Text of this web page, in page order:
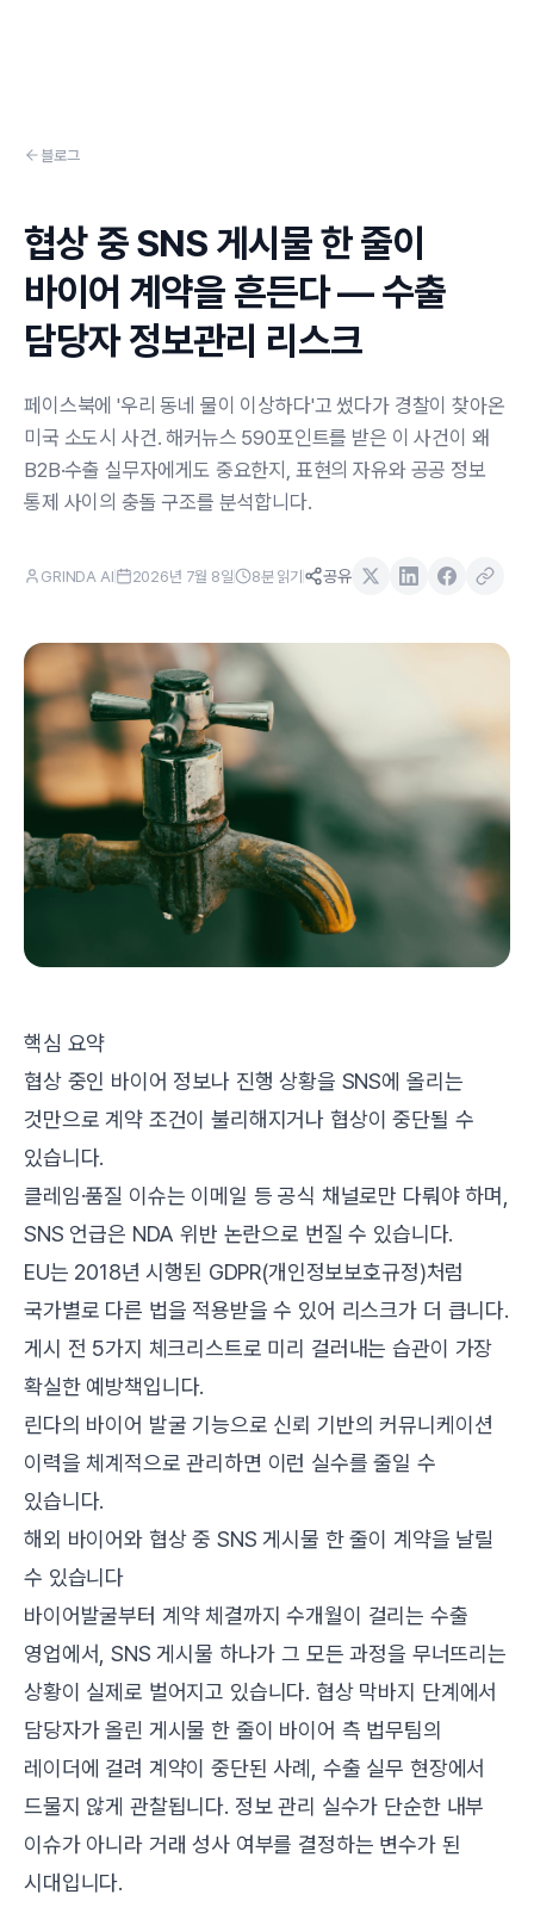
블로그
협상 중 SNS 게시물 한 줄이
바이어 계약을 흔든다 — 수출
담당자 정보관리 리스크
페이스북에 '우리 동네 물이 이상하다'고 썼다가 경찰이 찾아온
미국 소도시 사건. 해커뉴스 590포인트를 받은 이 사건이 왜
B2B·수출 실무자에게도 중요한지, 표현의 자유와 공공 정보
통제 사이의 충돌 구조를 분석합니다.
GRINDA AI 2026년 7월 8일 8분 읽기 공유
핵심 요약
협상 중인 바이어 정보나 진행 상황을 SNS에 올리는
것만으로 계약 조건이 불리해지거나 협상이 중단될 수
있습니다.
클레임·품질 이슈는 이메일 등 공식 채널로만 다뤄야 하며,
SNS 언급은 NDA 위반 논란으로 번질 수 있습니다.
EU는 2018년 시행된 GDPR(개인정보보호규정)처럼
국가별로 다른 법을 적용받을 수 있어 리스크가 더 큽니다.
게시 전 5가지 체크리스트로 미리 걸러내는 습관이 가장
확실한 예방책입니다.
린다의 바이어 발굴 기능으로 신뢰 기반의 커뮤니케이션
이력을 체계적으로 관리하면 이런 실수를 줄일 수
있습니다.
해외 바이어와 협상 중 SNS 게시물 한 줄이 계약을 날릴
수 있습니다
바이어발굴부터 계약 체결까지 수개월이 걸리는 수출
영업에서, SNS 게시물 하나가 그 모든 과정을 무너뜨리는
상황이 실제로 벌어지고 있습니다. 협상 막바지 단계에서
담당자가 올린 게시물 한 줄이 바이어 측 법무팀의
레이더에 걸려 계약이 중단된 사례, 수출 실무 현장에서
드물지 않게 관찰됩니다. 정보 관리 실수가 단순한 내부
이슈가 아니라 거래 성사 여부를 결정하는 변수가 된
시대입니다.